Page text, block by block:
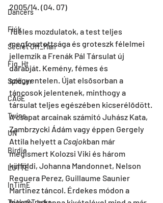
Dancers
Fiúk
Secret Off_Man
Fig_Ht
Spid_er
CAGE
Twins
UN
Birdie
LUTTE
InTimE
2005/14. (04. 07)
Tûéles mozdulatok, a test teljes
megfosztottsága és groteszk félelmei
jellemzik a Frenák Pál Társulat új
darabját. Kemény, fémes és
szégyentelen. Újat elsõsorban a
táncosok jelentenek, minthogy a
társulat teljes egészében kicserélõdött.
A csapat arcainak számító Juhász Kata,
Zambrzycki Ádám vagy éppen Gergely
Attila helyett a Csajokban már
megismert Kolozsi Viki és három
külföldi, Johanna Mandonnet, Nelson
Reguera Perez, Guillaume Saunier
Martinez táncol. Érdekes módon a